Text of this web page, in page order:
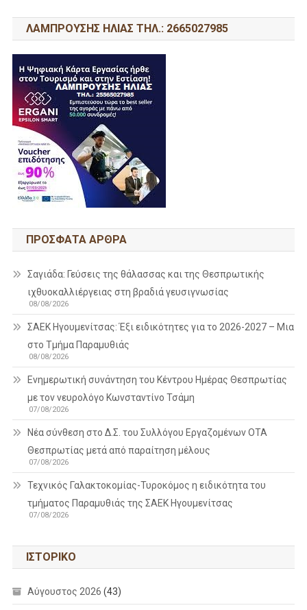
ΛΑΜΠΡΟΥΣΗΣ ΗΛΙΑΣ ΤΗΛ.: 2665027985
ΠΡΌΣΦΑΤΑ ΆΡΘΡΑ
Σαγιάδα: Γεύσεις της θάλασσας και της Θεσπρωτικής
ιχθυοκαλλιέργειας στη βραδιά γευσιγνωσίας
08/08/2026
ΣΑΕΚ Ηγουμενίτσας: Έξι ειδικότητες για το 2026-2027 – Μια
στο Τμήμα Παραμυθιάς
08/08/2026
Ενημερωτική συνάντηση του Κέντρου Ημέρας Θεσπρωτίας
με τον νευρολόγο Κωνσταντίνο Τσάμη
07/08/2026
Νέα σύνθεση στο Δ.Σ. του Συλλόγου Εργαζομένων ΟΤΑ
Θεσπρωτίας μετά από παραίτηση μέλους
07/08/2026
Τεχνικός Γαλακτοκομίας-Τυροκόμος η ειδικότητα του
τμήματος Παραμυθιάς της ΣΑΕΚ Ηγουμενίτσας
07/08/2026
ΙΣΤΟΡΙΚΌ
Αύγουστος 2026 (43)